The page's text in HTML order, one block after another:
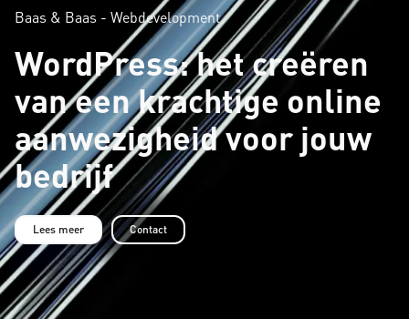
Baas & Baas - Webdevelopment
WordPress: het creëren
van een krachtige online
aanwezigheid voor jouw
bedrijf
Lees meer Contact